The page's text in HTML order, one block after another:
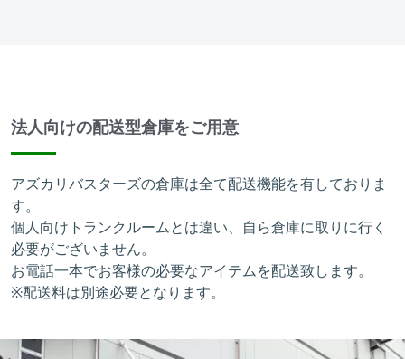
法人向けの配送型倉庫をご用意
アズカリバスターズの倉庫は全て配送機能を有しておりま
す。
個人向けトランクルームとは違い、自ら倉庫に取りに行く
必要がございません。
お電話一本でお客様の必要なアイテムを配送致します。
※配送料は別途必要となります。